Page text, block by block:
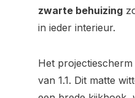
zwarte behuizing
in ieder interieur.
Het
van 1.1. Dit matte